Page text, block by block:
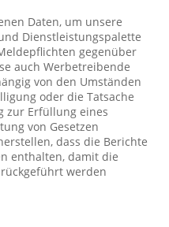
Daten, um unsere
Dienstleistungspalette
gegenüber
auch Werbetreibende
von den Umständen
oder die Tatsache
zur Erfüllung eines
von Gesetzen
dass die Berichte
enthalten, damit die
werden